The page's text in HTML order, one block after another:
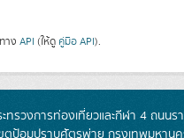
าง API (ให้ดู คู่มือ API).
ทรวงการท่องเที่ยวและกีฬา 4 ถนนร
ขตป้อมปราบศัตรูพ่าย กรุงเทพมหาน